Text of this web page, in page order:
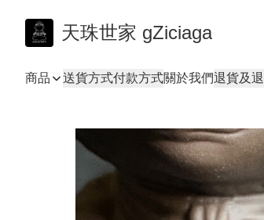
天珠世家 gZiciaga
商品 送貨方式付款方式關於我們退貨及